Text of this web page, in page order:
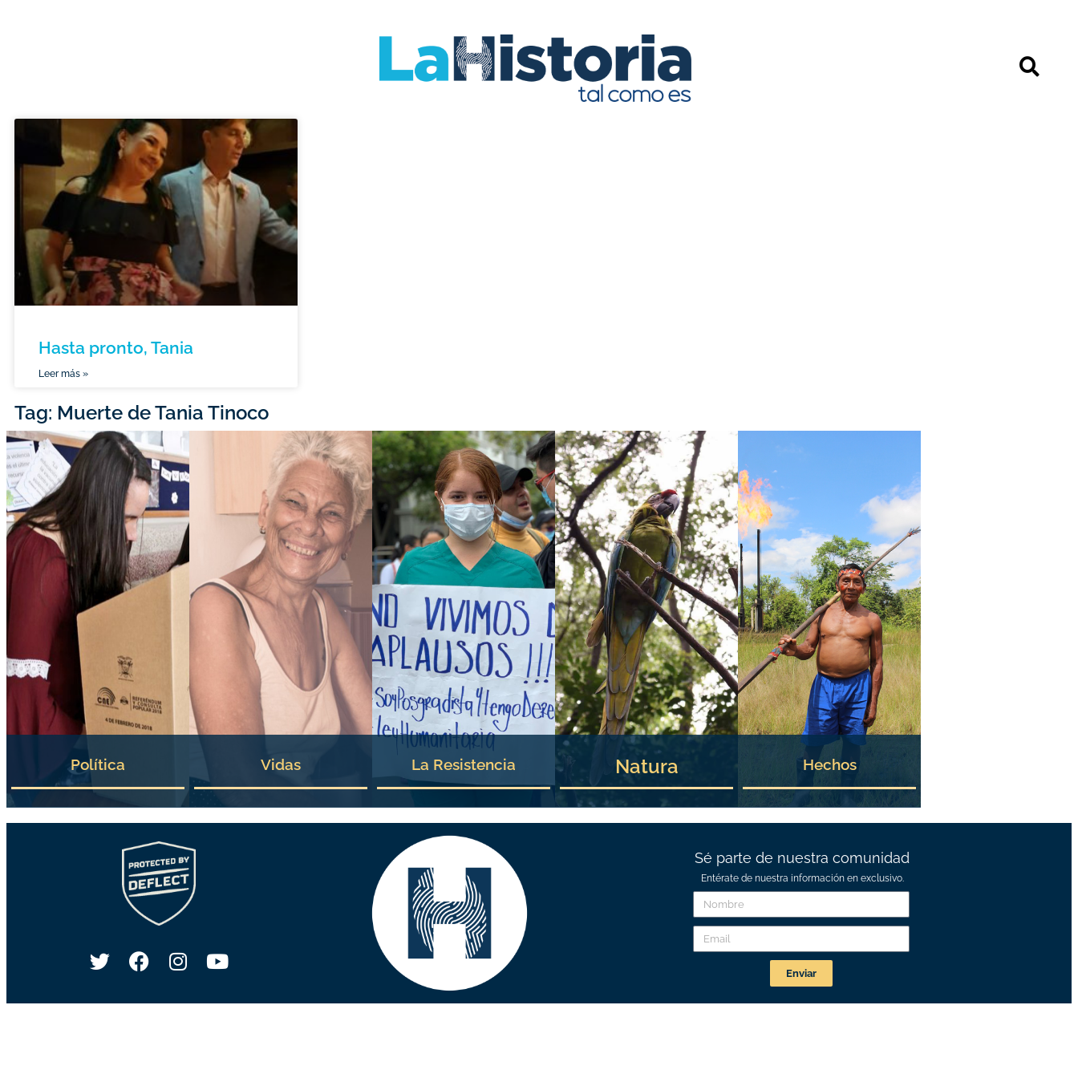
Hasta pronto, Tania
Leer más »
Tag: Muerte de Tania Tinoco
Política Vidas La Resistencia Natura Hechos
Sé parte de nuestra comunidad
Entérate de nuestra información en exclusivo.
Enviar